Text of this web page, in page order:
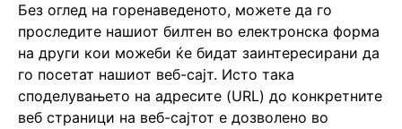
Без оглед на горенаведеното, можете да го
проследите нашиот билтен во електронска форма
на други кои можеби ќе бидат заинтересирани да
го посетат нашиот веб-сајт. Исто така
споделувањето на адресите (URL) до конкретните
веб страници на веб-сајтот е дозволено во